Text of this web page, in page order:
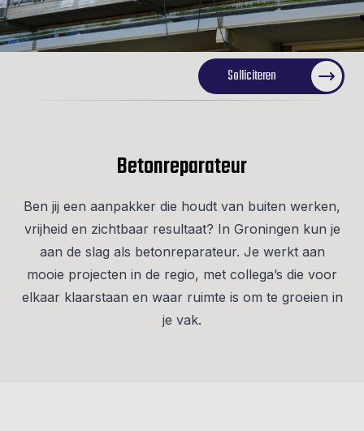
Solliciteren
Betonreparateur
Ben jij een aanpakker die houdt van buiten werken,
vrijheid en zichtbaar resultaat? In Groningen kun je
aan de slag als betonreparateur. Je werkt aan
mooie projecten in de regio, met collega’s die voor
elkaar klaarstaan en waar ruimte is om te groeien in
je vak.